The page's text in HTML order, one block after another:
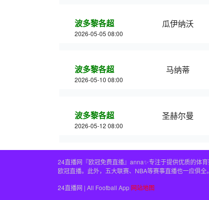
波多黎各超
2026-05-05 08:00
瓜伊纳沃
波多黎各超
2026-05-10 08:00
马纳蒂
波多黎各超
2026-05-12 08:00
圣赫尔曼
24直播网『欧冠免费直播』anna✨专注于提供优质的体
欧冠直播。此外，五大联赛、NBA等赛事直播也一应俱
24直播网 | All Football App 网站地图